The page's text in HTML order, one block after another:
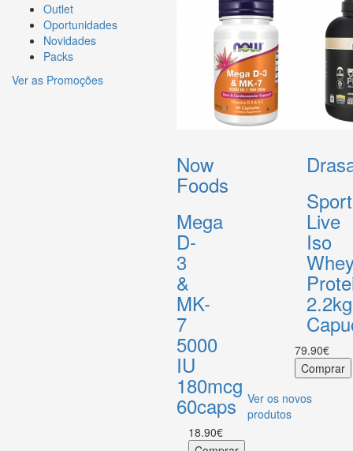
Outlet
Oportunidades
Novidades
Packs
Ver as Promoções
Now
Foods
Mega
D-
3
&
MK-
7
5000
IU
180mcg
60caps
18.90€
Sport
Live
Iso
2.2kg
79.90€
Ver os novos
produtos